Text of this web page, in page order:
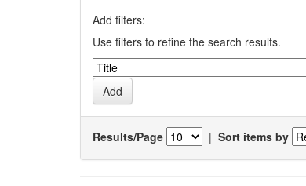
Add filters:
Use filters to refine the search results.
Results/Page | Sort items by